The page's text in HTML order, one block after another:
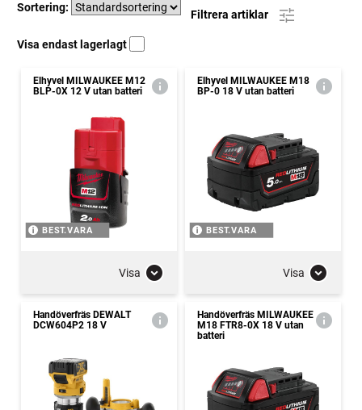
Sortering:
Filtrera artiklar
Visa endast lagerlagt
Elhyvel MILWAUKEE M12
BLP-0X 12 V utan batteri
BEST.VARA
Visa
Elhyvel MILWAUKEE M18
BP-0 18 V utan batteri
BEST.VARA
Visa
Handöverfräs DEWALT
DCW604P2 18 V
Handöverfräs MILWAUKEE
M18 FTR8-0X 18 V utan
batteri